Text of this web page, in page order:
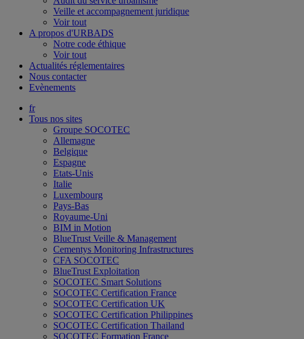
Veille et accompagnement juridique
Voir tout
A propos d'URBADS
Notre code éthique
Voir tout
Actualités réglementaires
Nous contacter
Evènements
fr
Tous nos sites
Groupe SOCOTEC
Allemagne
Belgique
Espagne
Etats-Unis
Italie
Luxembourg
Pays-Bas
Royaume-Uni
BIM in Motion
BlueTrust Veille & Management
Cementys Monitoring Infrastructures
CFA SOCOTEC
BlueTrust Exploitation
SOCOTEC Smart Solutions
SOCOTEC Certification France
SOCOTEC Certification UK
SOCOTEC Certification Philippines
SOCOTEC Certification Thailand
SOCOTEC Formation France